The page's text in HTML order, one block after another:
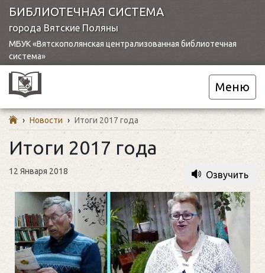
БИБЛИОТЕЧНАЯ СИСТЕМА
города Вятские Поляны
МБУК «Вятскополянская централизованная библиотечная
система»
Меню
› Новости › Итоги 2017 года
Итоги 2017 года
12 Января 2018 Озвучить